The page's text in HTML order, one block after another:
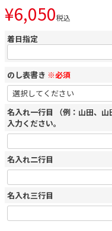
¥6,050税込
着日指定
のし表書き ※必須
名入れ一行目 （例：山田、
入力ください。
名入れ二行目
名入れ三行目